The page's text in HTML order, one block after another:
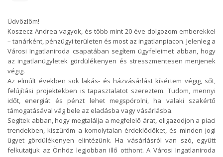
Üdvözlöm!
Koszecz Andrea vagyok, és több mint 20 éve dolgozom emberekkel
– tanárként, pénzügyi területen és most az ingatlanpiacon. Jelenleg a
Városi Ingatlaniroda csapatában segítem ügyfeleimet abban, hogy
az ingatlanügyletek gördülékenyen és stresszmentesen menjenek
végig.
Az elmúlt években sok lakás- és házvásárlást kísértem végig, sőt,
felújítási projektekben is tapasztalatot szereztem. Tudom, mennyi
időt, energiát és pénzt lehet megspórolni, ha valaki szakértő
támogatásával vág bele az eladásba vagy vásárlásba.
Segítek abban, hogy megtalálja a megfelelő árat, eligazodjon a piaci
trendekben, kiszűröm a komolytalan érdeklődőket, és minden jogi
ügyet gördülékenyen elintézünk. Ha vásárlásról van szó, együtt
felkutatjuk az Önhöz legjobban illő otthont. A Városi Ingatlaniroda